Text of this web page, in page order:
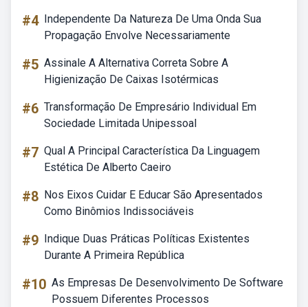
#4 Independente Da Natureza De Uma Onda Sua
Propagação Envolve Necessariamente
#5 Assinale A Alternativa Correta Sobre A
Higienização De Caixas Isotérmicas
#6 Transformação De Empresário Individual Em
Sociedade Limitada Unipessoal
#7 Qual A Principal Característica Da Linguagem
Estética De Alberto Caeiro
#8 Nos Eixos Cuidar E Educar São Apresentados
Como Binômios Indissociáveis
#9 Indique Duas Práticas Políticas Existentes
Durante A Primeira República
#10 As Empresas De Desenvolvimento De Software
Possuem Diferentes Processos